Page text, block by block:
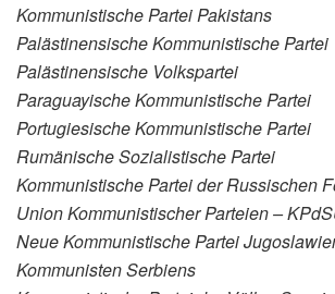
Kommunistische Partei Pakistans
Palästinensische Kommunistische Partei
Palästinensische Volkspartei
Paraguayische Kommunistische Partei
Portugiesische Kommunistische Partei
Rumänische Sozialistische Partei
Kommunistische Partei der Russischen
Union Kommunistischer Parteien –
Neue Kommunistische Partei
Kommunisten Serbiens